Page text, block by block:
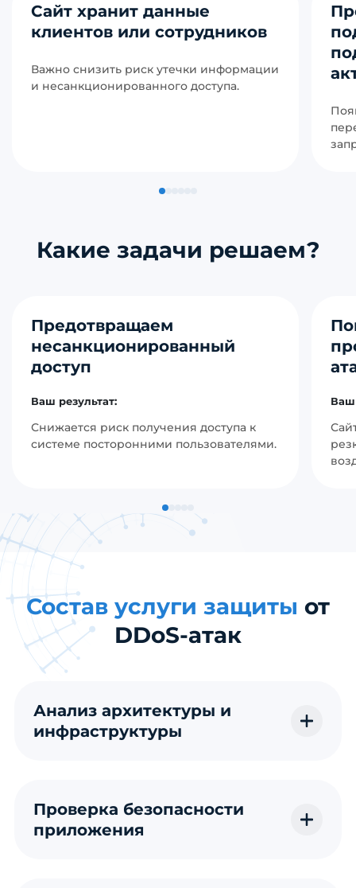
Сайт хранит данные
клиентов или сотрудников
Важно снизить риск утечки информации
и несанкционированного доступа.
Какие задачи решаем?
Предотвращаем
несанкционированный
доступ
Ваш результат:
Снижается риск получения доступа к
системе посторонними пользователями.
Ваш
Состав услуги защиты от
DDoS-атак
Анализ архитектуры и
инфраструктуры
Проверка безопасности
приложения